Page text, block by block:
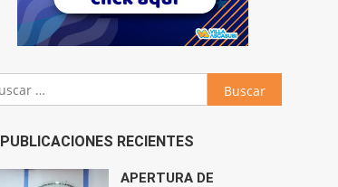
Buscar:
PUBLICACIONES RECIENTES
APERTURA DE